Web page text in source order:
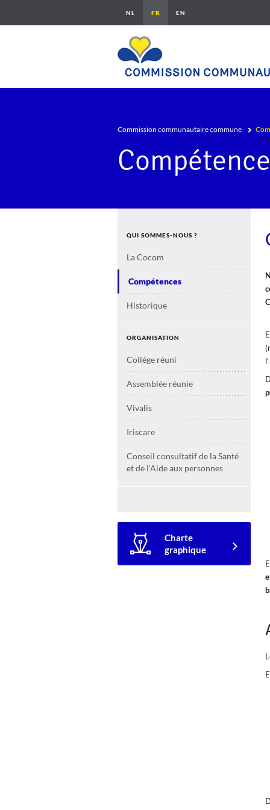
Fil d'Ariane
Commission communautaire commune
QUI SOMMES-NOUS ?
La Cocom
Compétences
Historique
ORGANISATION
Collège réuni
Assemblée réunie
Vivalis
Iriscare
Conseil consultatif de la Santé
et de l'Aide aux personnes
Charte
graphique
l’